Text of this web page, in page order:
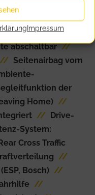
Impressum
mit
// Lederlenkrad
Keyless
abschaltbar //
// Seitenairbag vorn
der
Home) //
// Drive-
System:
Cross Traffic
//
Bosch) //
//